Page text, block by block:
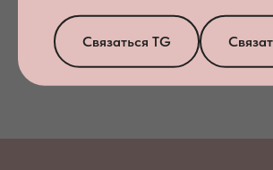
Связаться TG
Заказать звонок